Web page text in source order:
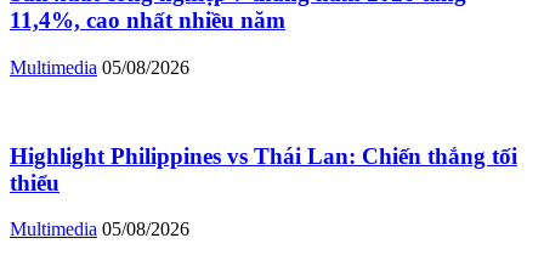
11,4%, cao nhất nhiều năm
Multimedia 05/08/2026
Highlight Philippines vs Thái Lan: Chiến thắng tối
thiểu
Multimedia 05/08/2026